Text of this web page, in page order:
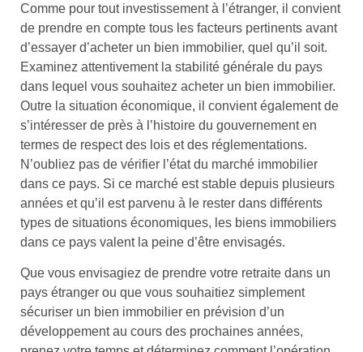
Comme pour tout investissement à l’étranger, il convient
de prendre en compte tous les facteurs pertinents avant
d’essayer d’acheter un bien immobilier, quel qu’il soit.
Examinez attentivement la stabilité générale du pays
dans lequel vous souhaitez acheter un bien immobilier.
Outre la situation économique, il convient également de
s’intéresser de près à l’histoire du gouvernement en
termes de respect des lois et des réglementations.
N’oubliez pas de vérifier l’état du marché immobilier
dans ce pays. Si ce marché est stable depuis plusieurs
années et qu’il est parvenu à le rester dans différents
types de situations économiques, les biens immobiliers
dans ce pays valent la peine d’être envisagés.
Que vous envisagiez de prendre votre retraite dans un
pays étranger ou que vous souhaitiez simplement
sécuriser un bien immobilier en prévision d’un
développement au cours des prochaines années,